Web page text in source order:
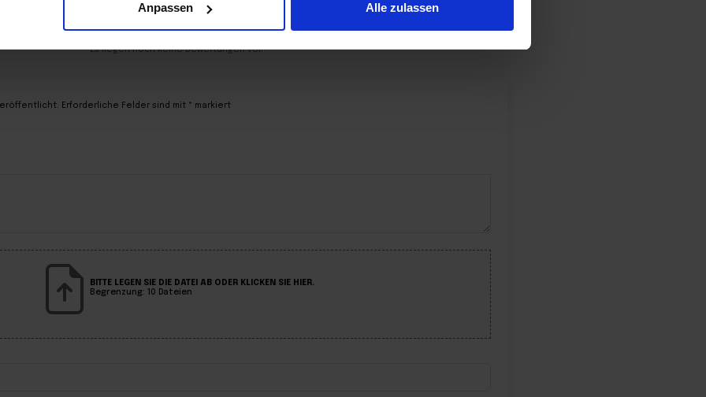
Anpassen Alle zulassen
Es liegen noch keine Bewertungen vor.
Erforderliche Felder sind mit * markiert
BITTE LEGEN SIE DIE DATEI AB ODER KLICKEN SIE HIER.
Begrenzung: 10 Dateien